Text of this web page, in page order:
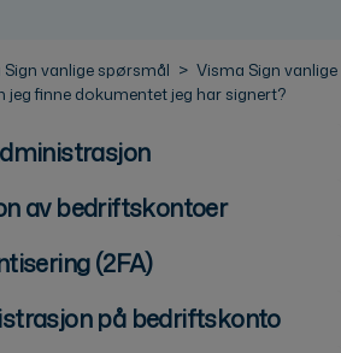
vanlige spørsmål
Visma Sign vanlige
jeg finne dokumentet jeg har signert?
av bedriftskontoer
(2FA)
på bedriftskonto